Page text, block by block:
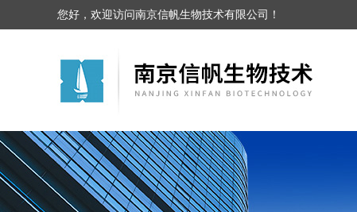
您好，欢迎访问南京信帆生物技术有限公司！